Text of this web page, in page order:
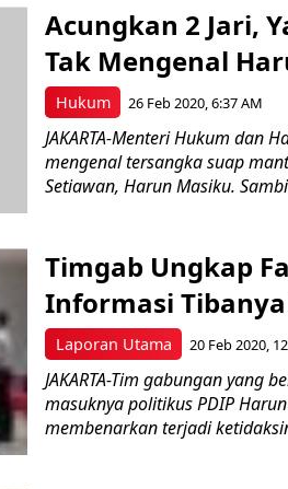
Hukum
Acungkan 2 Jari,
Tak Mengenal
26 Feb 2020, 6:37 AM
JAKARTA-Menteri Hukum dan
mengenal tersangka suap
Setiawan, Harun Masiku.
Laporan Utama
Timgab Ungkap
Informasi
20 Feb 2020,
JAKARTA-Tim gabungan yang
masuknya politikus PDIP
membenarkan terjadi